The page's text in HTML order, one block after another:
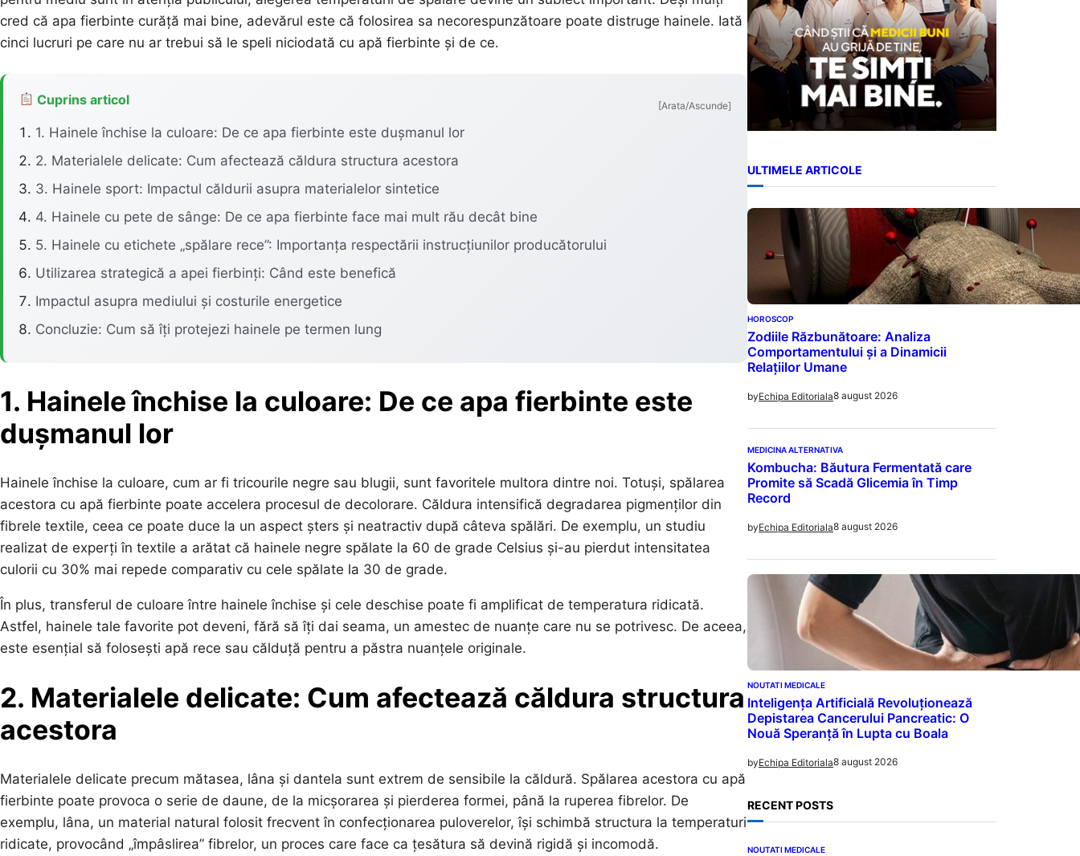
cred că apa fierbinte curăță mai bine, adevărul este că folosirea sa necorespunzătoare poate distruge hainele. Iată
cinci lucruri pe care nu ar trebui să le speli niciodată cu apă fierbinte și de ce.
Cuprins articol [Arata/Ascunde]
1. Hainele închise la culoare: De ce apa fierbinte este dușmanul lor
2. Materialele delicate: Cum afectează căldura structura acestora
3. Hainele sport: Impactul căldurii asupra materialelor sintetice
4. Hainele cu pete de sânge: De ce apa fierbinte face mai mult rău decât bine
5. Hainele cu etichete „spălare rece”: Importanța respectării instrucțiunilor producătorului
Utilizarea strategică a apei fierbinți: Când este benefică
Impactul asupra mediului și costurile energetice
Concluzie: Cum să îți protejezi hainele pe termen lung
1. Hainele închise la culoare: De ce apa fierbinte este
dușmanul lor
Hainele închise la culoare, cum ar fi tricourile negre sau blugii, sunt favoritele multora dintre noi. Totuși, spălarea
acestora cu apă fierbinte poate accelera procesul de decolorare. Căldura intensifică degradarea pigmenților din
fibrele textile, ceea ce poate duce la un aspect șters și neatractiv după câteva spălări. De exemplu, un studiu
realizat de experți în textile a arătat că hainele negre spălate la 60 de grade Celsius și-au pierdut intensitatea
culorii cu 30% mai repede comparativ cu cele spălate la 30 de grade.
În plus, transferul de culoare între hainele închise și cele deschise poate fi amplificat de temperatura ridicată.
Astfel, hainele tale favorite pot deveni, fără să îți dai seama, un amestec de nuanțe care nu se potrivesc. De aceea,
este esențial să folosești apă rece sau călduță pentru a păstra nuanțele originale.
2. Materialele delicate: Cum afectează căldura structura
acestora
Materialele delicate precum mătasea, lâna și dantela sunt extrem de sensibile la căldură. Spălarea acestora cu apă
fierbinte poate provoca o serie de daune, de la micșorarea și pierderea formei, până la ruperea fibrelor. De
exemplu, lâna, un material natural folosit frecvent în confecționarea puloverelor, își schimbă structura la temperaturi
ridicate, provocând „împâslirea” fibrelor, un proces care face ca țesătura să devină rigidă și incomodă.
ULTIMELE ARTICOLE
HOROSCOP
Zodiile Răzbunătoare: Analiza
Comportamentului și a Dinamicii
Relațiilor Umane
byEchipa Editoriala8 august 2026
MEDICINA ALTERNATIVA
Kombucha: Băutura Fermentată care
Promite să Scadă Glicemia în Timp
Record
byEchipa Editoriala8 august 2026
NOUTATI MEDICALE
Inteligența Artificială Revoluționează
Depistarea Cancerului Pancreatic: O
Nouă Speranță în Lupta cu Boala
byEchipa Editoriala8 august 2026
RECENT POSTS
NOUTATI MEDICALE